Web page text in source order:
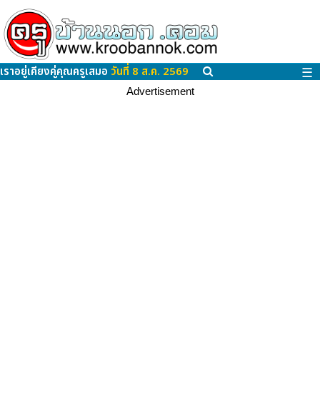
เราอยู่เคียงคู่คุณครูเสมอ วันที่ 8 ส.ค. 2569 ☰
Advertisement